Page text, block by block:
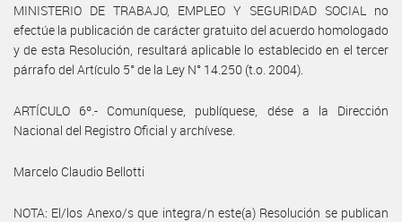
MINISTERIO DE TRABAJO, EMPLEO Y SEGURIDAD SOCIAL no
efectúe la publicación de carácter gratuito del acuerdo homologado
y de esta Resolución, resultará aplicable lo establecido en el tercer
párrafo del Artículo 5° de la Ley N° 14.250 (t.o. 2004).
ARTÍCULO 6º.- Comuníquese, publíquese, dése a la Dirección
Nacional del Registro Oficial y archívese.
Marcelo Claudio Bellotti
NOTA: El/los Anexo/s que integra/n este(a) Resolución se publican